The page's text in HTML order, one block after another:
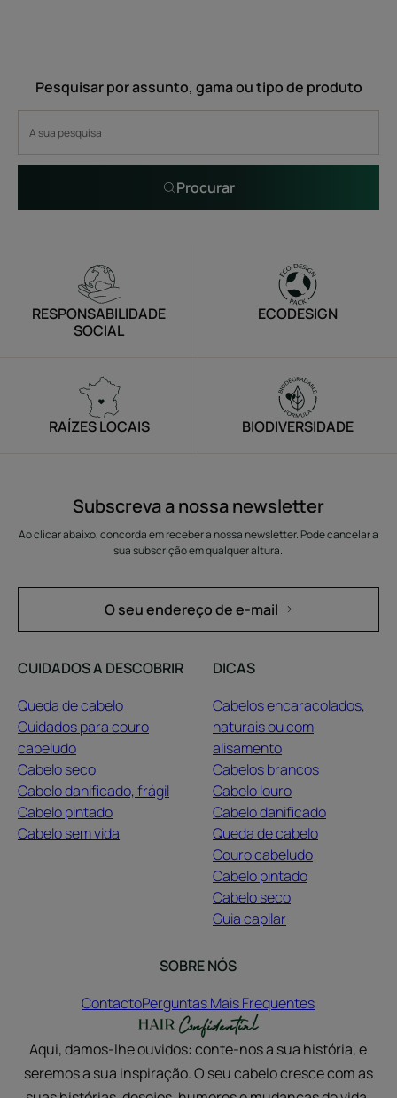
Pesquisar por assunto, gama ou tipo de produto
Procurar
RESPONSABILIDADE
SOCIAL
ECODESIGN
RAÍZES LOCAIS BIODIVERSIDADE
Subscreva a nossa newsletter
Ao clicar abaixo, concorda em receber a nossa newsletter. Pode cancelar a
sua subscrição em qualquer altura.
O seu endereço de e-mail
CUIDADOS A DESCOBRIR
Queda de cabelo
Cuidados para couro
cabeludo
Cabelo seco
Cabelo danificado, frágil
Cabelo pintado
Cabelo sem vida
DICAS
Cabelos encaracolados,
naturais ou com
alisamento
Cabelos brancos
Cabelo louro
Cabelo danificado
Queda de cabelo
Couro cabeludo
Cabelo pintado
Cabelo seco
Guia capilar
SOBRE NÓS
ContactoPerguntas Mais Frequentes
Aqui, damos-lhe ouvidos: conte-nos a sua história, e
seremos a sua inspiração. O seu cabelo cresce com as